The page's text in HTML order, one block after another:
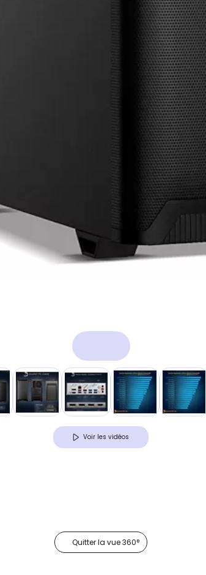
Voir les vidéos
Quitter la vue 360°